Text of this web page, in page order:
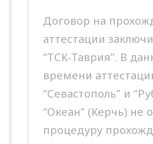
Договор на
аттестации
“ТСК‑Таврия”. В
времени
“Севастополь” и
“Океан” (Керчь) не
процедуру